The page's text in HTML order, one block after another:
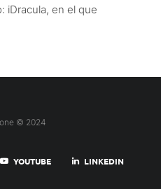
iDracula, en el que
© 2024
YOUTUBE LINKEDIN